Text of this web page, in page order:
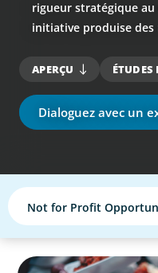
rigueur stratégique
initiative produise
APERÇU ÉTUDES
Dialoguez avec un
Not for Profit